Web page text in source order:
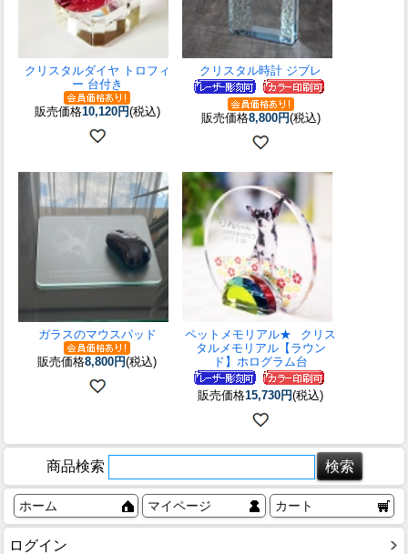
クリスタルダイヤ トロフィ
ー 台付き
販売価格10,120円(税込)
クリスタル時計 ジブレ
販売価格8,800円(税込)
ガラスのマウスパッド
販売価格8,800円(税込)
ペットメモリアル★
クリス
タルメモリアル【ラウン
ド】ホログラム台
販売価格15,730円(税込)
商品検索
ホーム マイページ カート
ログイン